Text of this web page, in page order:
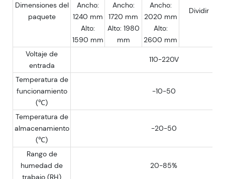
Dimensiones del
paquete
Ancho:
1240 mm
Alto:
1590 mm
Ancho:
1720 mm
Alto: 1980
mm
Ancho:
2020 mm
Alto:
2600 mm
Dividir
Voltaje de
entrada
110-220V
Temperatura de
funcionamiento
(℃)
-10-50
Temperatura de
almacenamiento
(℃)
-20-50
Rango de
humedad de
trabajo (RH)
20-85%